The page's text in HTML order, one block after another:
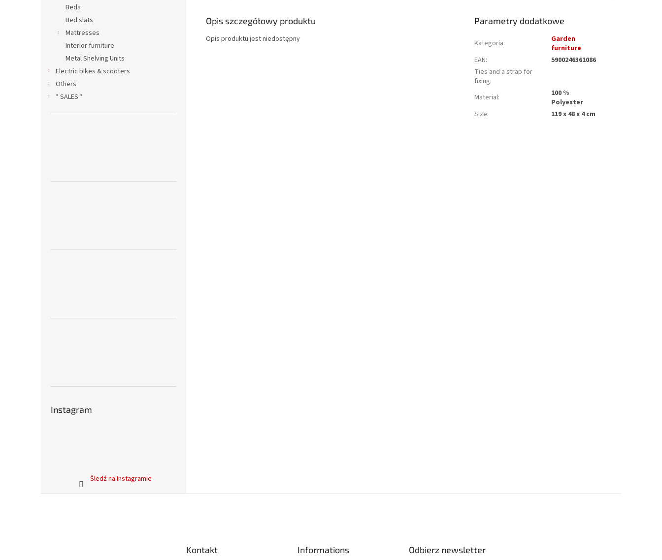
Beds
Bed slats
Mattresses
Interior furniture
Metal Shelving Units
Electric bikes & scooters
Others
* SALES *
Instagram
Śledź na Instagramie
Opis szczegółowy produktu
Opis produktu jest niedostępny
Parametry dodatkowe
Kategoria:
Garden
furniture
EAN:
5900246361086
Ties and a strap for
fixing:
Material:
100 %
Polyester
Size: 119 x 48 x 4 cm
Kontakt Informations Odbierz newsletter